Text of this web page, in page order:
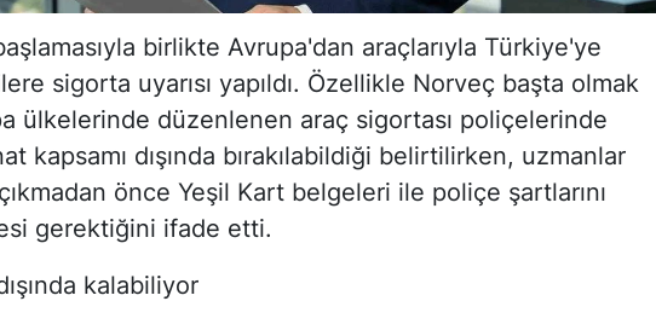
birlikte Avrupa'dan araçlarıyla Türkiye'ye
sigorta uyarısı yapıldı. Özellikle Norveç başta olmak
ülkelerinde düzenlenen araç sigortası poliçelerinde
kapsamı dışında bırakılabildiği belirtilirken, uzmanlar
önce Yeşil Kart belgeleri ile poliçe şartlarını
gerektiğini ifade etti.
kalabiliyor